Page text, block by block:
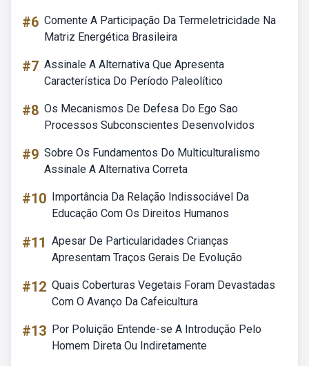
#6 Comente A Participação Da Termeletricidade Na
Matriz Energética Brasileira
#7 Assinale A Alternativa Que Apresenta
Característica Do Período Paleolítico
#8 Os Mecanismos De Defesa Do Ego Sao
Processos Subconscientes Desenvolvidos
#9 Sobre Os Fundamentos Do Multiculturalismo
Assinale A Alternativa Correta
#10 Importância Da Relação Indissociável Da
Educação Com Os Direitos Humanos
#11 Apesar De Particularidades Crianças
Apresentam Traços Gerais De Evolução
#12 Quais Coberturas Vegetais Foram Devastadas
Com O Avanço Da Cafeicultura
#13 Por Poluição Entende-se A Introdução Pelo
Homem Direta Ou Indiretamente